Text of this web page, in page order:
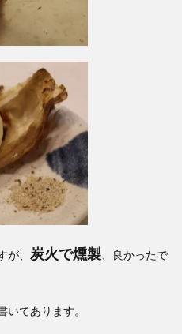
が、 炭火で燻製、良かったで
てあります。